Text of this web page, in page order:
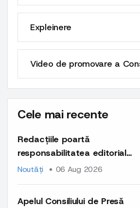
Expleinere
Video de promovare a
Cele mai recente
Redacțiile poartă
responsabilitatea editorială
și deontologică pentru
Noutăți 06 Aug 2026
Apelul Consiliului de Presă